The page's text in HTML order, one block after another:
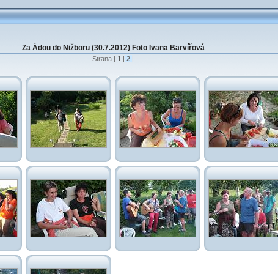
Za Ádou do Nižboru (30.7.2012) Foto Ivana Barvířová
Strana | 1 | 2 |